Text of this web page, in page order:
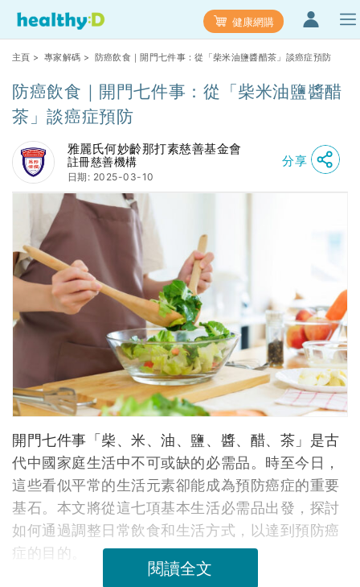
健康網購
主頁 > 專家解碼 > 防癌飲食｜開門七件事：從「柴米油鹽醬醋茶」談癌症預防
防癌飲食｜開門七件事：從「柴米油鹽醬醋
茶」談癌症預防
雅麗氏何妙齡那打素慈善基金會
註冊慈善機構
日期: 2025-03-10
分享
開門七件事「柴、米、油、鹽、醬、醋、茶」是古
代中國家庭生活中不可或缺的必需品。時至今日，
這些看似平常的生活元素卻能成為預防癌症的重要
基石。本文將從這七項基本生活必需品出發，探討
如何通過調整日常飲食和生活方式，以達到預防癌
症的目的。
閱讀全文